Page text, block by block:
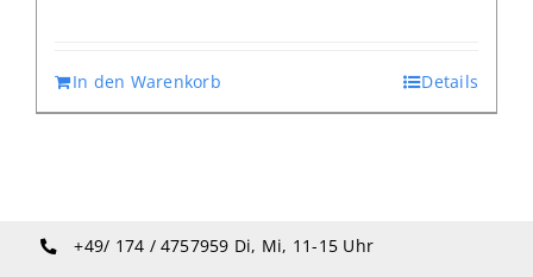
In den Warenkorb Details
+49/ 174 / 4757959 Di, Mi, 11-15 Uhr